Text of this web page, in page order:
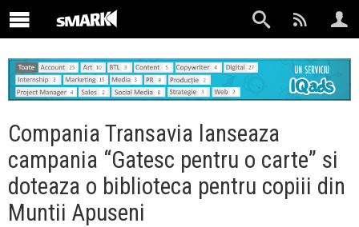
Compania Transavia lanseaza
campania “Gatesc pentru o carte” si
doteaza o biblioteca pentru copiii din
Muntii Apuseni